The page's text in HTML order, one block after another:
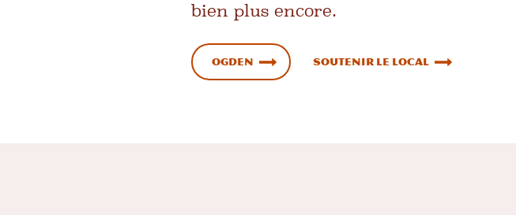
bien plus encore.
Ogden Soutenir le local